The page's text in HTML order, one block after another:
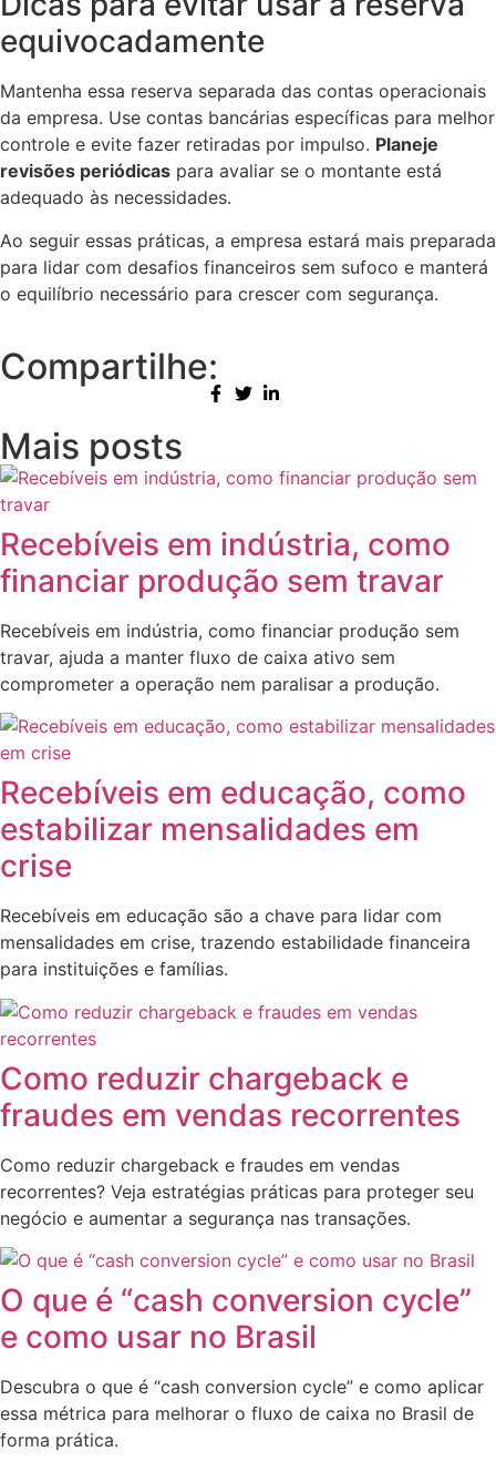
equivocadamente
Mantenha essa reserva separada das contas operacionais
da empresa. Use contas bancárias específicas para melhor
controle e evite fazer retiradas por impulso. Planeje
revisões periódicas para avaliar se o montante está
adequado às necessidades.
Ao seguir essas práticas, a empresa estará mais preparada
para lidar com desafios financeiros sem sufoco e manterá
o equilíbrio necessário para crescer com segurança.
Compartilhe:
Mais posts
Recebíveis em indústria, como
financiar produção sem travar
Recebíveis em indústria, como financiar produção sem
travar, ajuda a manter fluxo de caixa ativo sem
comprometer a operação nem paralisar a produção.
Recebíveis em educação, como
estabilizar mensalidades em
crise
Recebíveis em educação são a chave para lidar com
mensalidades em crise, trazendo estabilidade financeira
para instituições e famílias.
Como reduzir chargeback e
fraudes em vendas recorrentes
Como reduzir chargeback e fraudes em vendas
recorrentes? Veja estratégias práticas para proteger seu
negócio e aumentar a segurança nas transações.
O que é “cash conversion cycle”
e como usar no Brasil
Descubra o que é “cash conversion cycle” e como aplicar
essa métrica para melhorar o fluxo de caixa no Brasil de
forma prática.